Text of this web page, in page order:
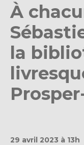
À
la
29 avril 2023 à 13h